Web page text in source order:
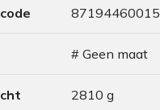
# Geen maat
2810 g